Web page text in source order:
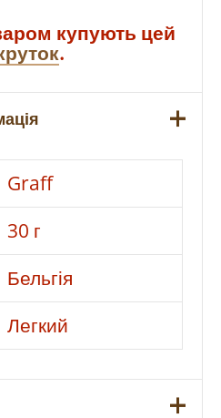
купують цей
.
Graff
30 г
Бельгія
Легкий